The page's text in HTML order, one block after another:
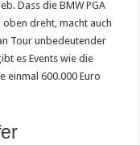
Dass die BMW PGA
dreht, macht auch
Tour unbedeutender
es Events wie die
einmal 600.000 Euro